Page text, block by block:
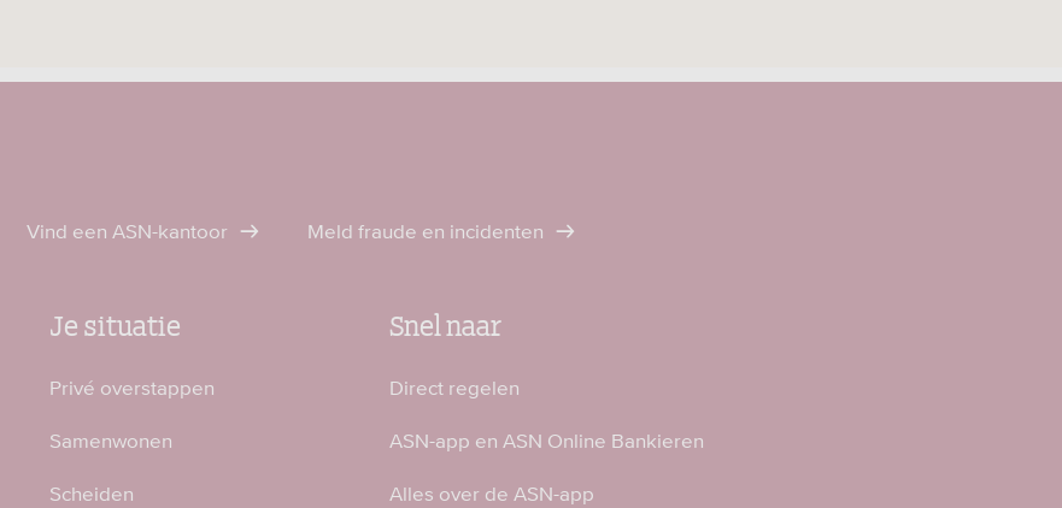
Vind een ASN-kantoor Meld fraude en incidenten
Je situatie
Privé overstappen
Samenwonen
Scheiden
Snel naar
Direct regelen
ASN-app en ASN Online Bankieren
Alles over de ASN-app